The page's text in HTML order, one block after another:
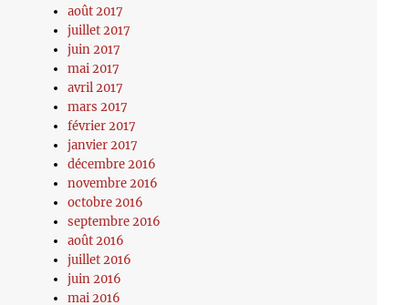
août 2017
juillet 2017
juin 2017
mai 2017
avril 2017
mars 2017
février 2017
janvier 2017
décembre 2016
novembre 2016
octobre 2016
septembre 2016
août 2016
juillet 2016
juin 2016
mai 2016